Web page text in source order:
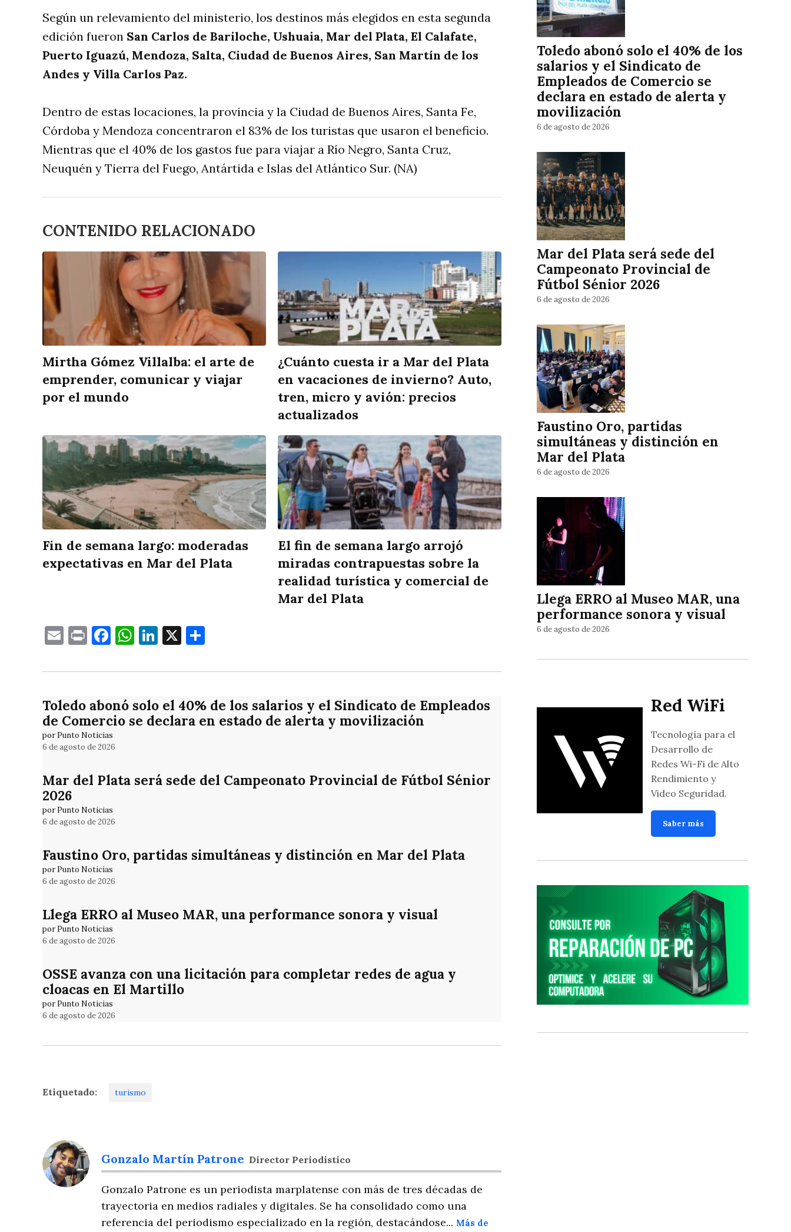
Según un relevamiento del ministerio, los destinos más elegidos en esta segunda
edición fueron San Carlos de Bariloche, Ushuaia, Mar del Plata, El Calafate,
Puerto Iguazú, Mendoza, Salta, Ciudad de Buenos Aires, San Martín de los
Andes y Villa Carlos Paz.
Dentro de estas locaciones, la provincia y la Ciudad de Buenos Aires, Santa Fe,
Córdoba y Mendoza concentraron el 83% de los turistas que usaron el beneficio.
Mientras que el 40% de los gastos fue para viajar a Río Negro, Santa Cruz,
Neuquén y Tierra del Fuego, Antártida e Islas del Atlántico Sur. (NA)
CONTENIDO RELACIONADO
Mirtha Gómez Villalba: el arte de
emprender, comunicar y viajar
por el mundo
¿Cuánto cuesta ir a Mar del Plata
en vacaciones de invierno? Auto,
tren, micro y avión: precios
actualizados
Fin de semana largo: moderadas
expectativas en Mar del Plata
El fin de semana largo arrojó
miradas contrapuestas sobre la
realidad turística y comercial de
Mar del Plata
EmailPrintFacebook
WhatsApp
LinkedIn
X
Toledo abonó solo el 40% de los salarios y el Sindicato de Empleados
de Comercio se declara en estado de alerta y movilización
por Punto Noticias
6 de agosto de 2026
Mar del Plata será sede del Campeonato Provincial de Fútbol Sénior
2026
por Punto Noticias
6 de agosto de 2026
Faustino Oro, partidas simultáneas y distinción en Mar del Plata
por Punto Noticias
6 de agosto de 2026
Llega ERRO al Museo MAR, una performance sonora y visual
por Punto Noticias
6 de agosto de 2026
OSSE avanza con una licitación para completar redes de agua y
cloacas en El Martillo
por Punto Noticias
6 de agosto de 2026
Etiquetado: turismo
Gonzalo Martín Patrone Director Periodistico
Gonzalo Patrone es un periodista marplatense con más de tres décadas de
trayectoria en medios radiales y digitales. Se ha consolidado como una
referencia del periodismo especializado en la región, destacándose... Más de
Toledo abonó solo el 40% de los
salarios y el Sindicato de
Empleados de Comercio se
declara en estado de alerta y
movilización
6 de agosto de 2026
Mar del Plata será sede del
Campeonato Provincial de
Fútbol Sénior 2026
6 de agosto de 2026
Faustino Oro, partidas
simultáneas y distinción en
Mar del Plata
6 de agosto de 2026
Llega ERRO al Museo MAR, una
performance sonora y visual
6 de agosto de 2026
Red WiFi
Tecnología para el
Desarrollo de
Redes Wi-Fi de Alto
Rendimiento y
Video Seguridad.
Saber más